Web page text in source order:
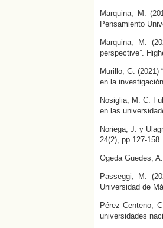
Marquina, M.
Pensamiento
Marquina, M.
perspective”.
Murillo, G. (2021)
en la
Nosiglia, M. C.
en las
Noriega, J. y
24(2), pp.127-158.
Ogeda Guedes,
Passeggi, M.
Universidad de
Pérez Centeno,
universidades